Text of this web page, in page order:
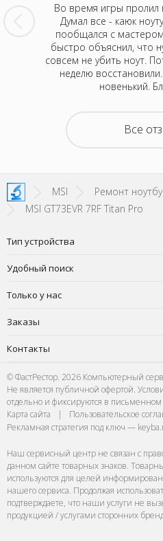
все
Во время игры пролил
Думал все - каюк
пообщался с
быстро объяснил, что
совсем не убить ноут.
неделю
новенький.
Все
MSI
Ремонт
MSI GT73EVR 7RF Titan Pro
Тип устройства
Удобный поиск
Только у нас
Заказы
Контакты
© ФастРестор. 2026 Компьютерный
Не является публичной офертой.
отдельно и фиксируются в
Карта сайта
| Пользовательское
Рекламная стратегия под ключ —
Наш сервисный центр не связан с
данном сайте товарных знаков.
используются для целей
нашего сервиса. Продолжая
подтверждаете, что наши услуги не
продукцией / услугами сторонних